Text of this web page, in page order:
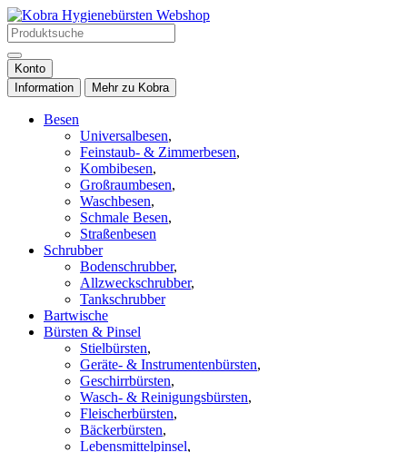
Konto
Information
Mehr zu Kobra
Besen
Universalbesen,
Feinstaub- & Zimmerbesen,
Kombibesen,
Großraumbesen,
Waschbesen,
Schmale Besen,
Straßenbesen
Schrubber
Bodenschrubber,
Allzweckschrubber,
Tankschrubber
Bartwische
Bürsten & Pinsel
Stielbürsten,
Geräte- & Instrumentenbürsten,
Geschirrbürsten,
Wasch- & Reinigungsbürsten,
Fleischerbürsten,
Bäckerbürsten,
Lebensmittelpinsel,